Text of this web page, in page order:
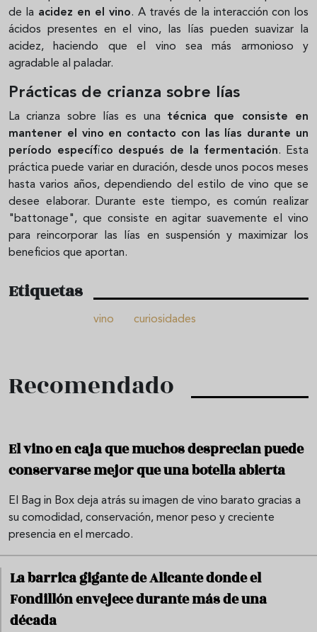
de la acidez en el vino. A través de la interacción con los
ácidos presentes en el vino, las lías pueden suavizar la
acidez, haciendo que el vino sea más armonioso y
agradable al paladar.
Prácticas de crianza sobre lías
La crianza sobre lías es una técnica que consiste en
mantener el vino en contacto con las lías durante un
período específico después de la fermentación. Esta
práctica puede variar en duración, desde unos pocos meses
hasta varios años, dependiendo del estilo de vino que se
desee elaborar. Durante este tiempo, es común realizar
"battonage", que consiste en agitar suavemente el vino
para reincorporar las lías en suspensión y maximizar los
beneficios que aportan.
Etiquetas
vino curiosidades
Recomendado
El vino en caja que muchos desprecian puede
conservarse mejor que una botella abierta
El Bag in Box deja atrás su imagen de vino barato gracias a
su comodidad, conservación, menor peso y creciente
presencia en el mercado.
La barrica gigante de Alicante donde el
Fondillón envejece durante más de una
década